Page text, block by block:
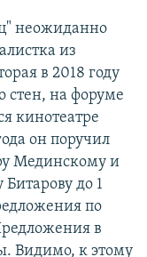
неожиданно
из
в 2018 году
стен, на форуме
кинотеатре
он поручил
Мединскому и
Битарову до 1
по
в
Видимо, к этому